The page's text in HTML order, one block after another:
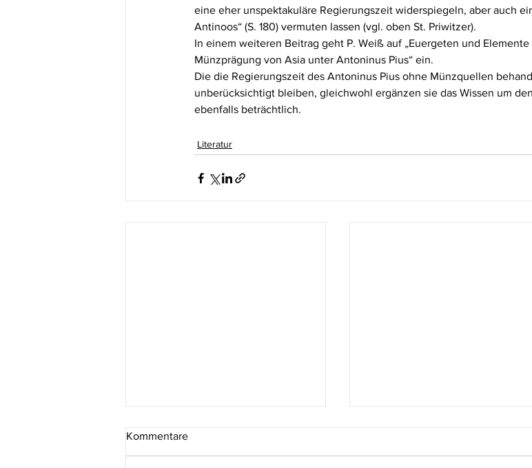
eine eher unspektakuläre Regierungszeit widerspiegeln, aber auch
Antinoos“ (S. 180) vermuten lassen (vgl. oben St. Priwitzer).
In einem weiteren Beitrag geht P. Weiß auf „Euergeten und
Münzprägung von Asia unter Antoninus Pius“ ein.
Die die Regierungszeit des Antoninus Pius ohne Münzquellen
unberücksichtigt bleiben, gleichwohl ergänzen sie das Wissen um
ebenfalls beträchtlich.
Literatur
Kommentare